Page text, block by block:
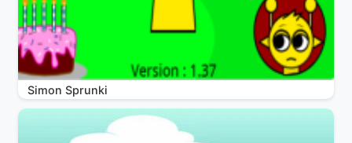
Simon Sprunki